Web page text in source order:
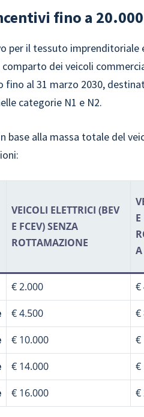
fino a
per il tessuto imprenditoriale
dei veicoli
fino al 31 marzo 2030,
categorie N1 e N2.
base alla massa totale del
VEICOLI ELETTRICI (BEV
E FCEV) SENZA
ROTTAMAZIONE
€ 2.000 €
€ 4.500 €
€ 10.000 €
€ 14.000 €
€ 16.000 €